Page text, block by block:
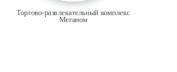
Торгово-развлекательный комплекс
Меганом